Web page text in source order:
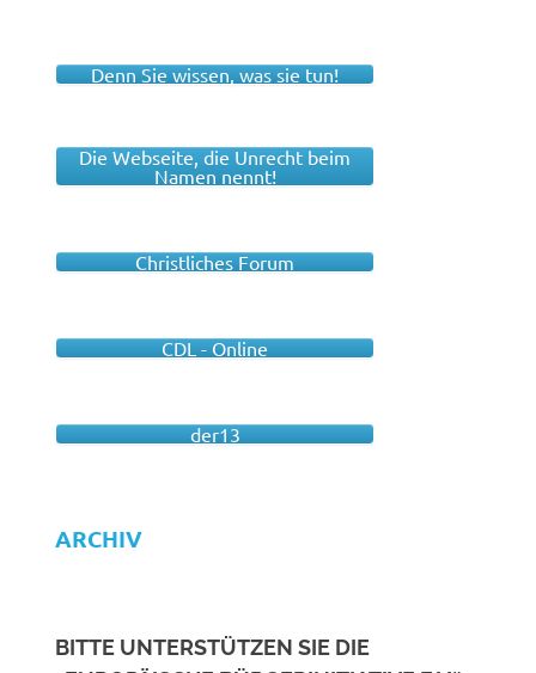
Denn Sie wissen, was sie tun!
Die Webseite, die Unrecht beim
Namen nennt!
Christliches Forum
CDL - Online
der13
ARCHIV
BITTE UNTERSTÜTZEN SIE DIE